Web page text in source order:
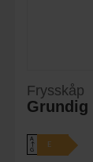
Frysskåp
Grundig
A
↑
G
E